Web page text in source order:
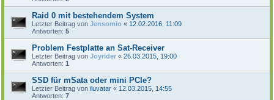
Raid 0 mit bestehendem System
Letzter Beitrag von Jensomio « 12.02.2016, 11:09
Antworten: 5
Problem Festplatte an Sat-Receiver
Letzter Beitrag von Joyrider « 26.03.2015, 19:00
Antworten: 1
SSD für mSata oder mini PCIe?
Letzter Beitrag von iluvatar « 12.03.2015, 14:55
Antworten: 7